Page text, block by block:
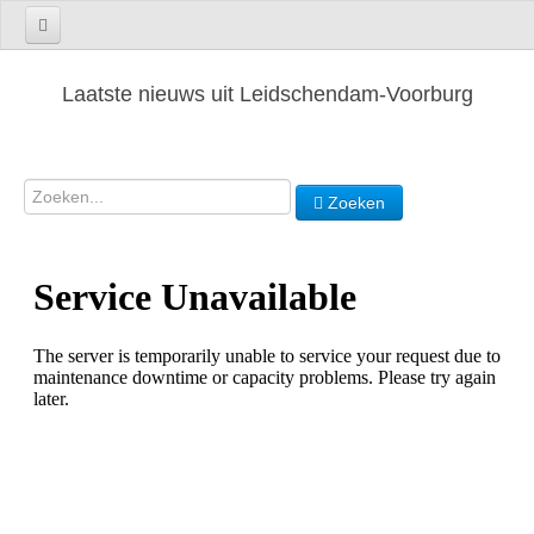
Laatste nieuws uit Leidschendam-Voorburg
Zoeken